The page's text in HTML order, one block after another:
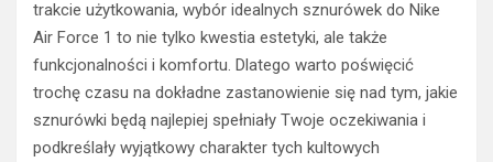
trakcie użytkowania, wybór idealnych sznurówek do Nike
Air Force 1 to nie tylko kwestia estetyki, ale także
funkcjonalności i komfortu. Dlatego warto poświęcić
trochę czasu na dokładne zastanowienie się nad tym, jakie
sznurówki będą najlepiej spełniały Twoje oczekiwania i
podkreślały wyjątkowy charakter tych kultowych